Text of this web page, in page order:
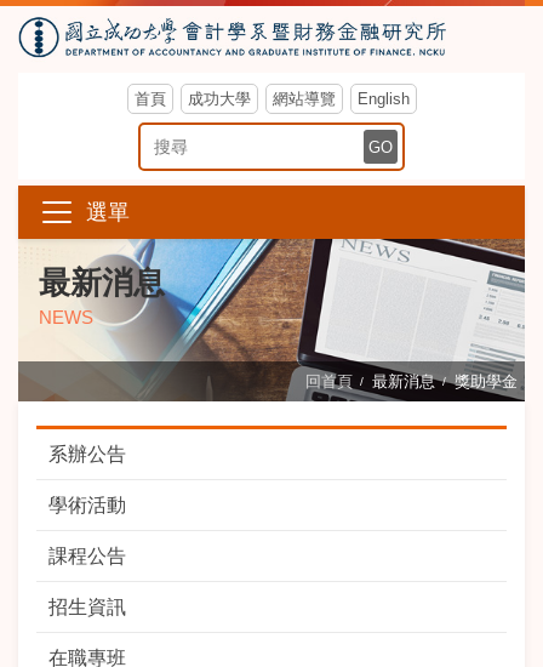
首頁 成功大學 網站導覽 English
搜尋關鍵字 GO
選單
最新消息
NEWS
回首頁 最新消息 獎助學金
系辦公告
學術活動
課程公告
招生資訊
在職專班